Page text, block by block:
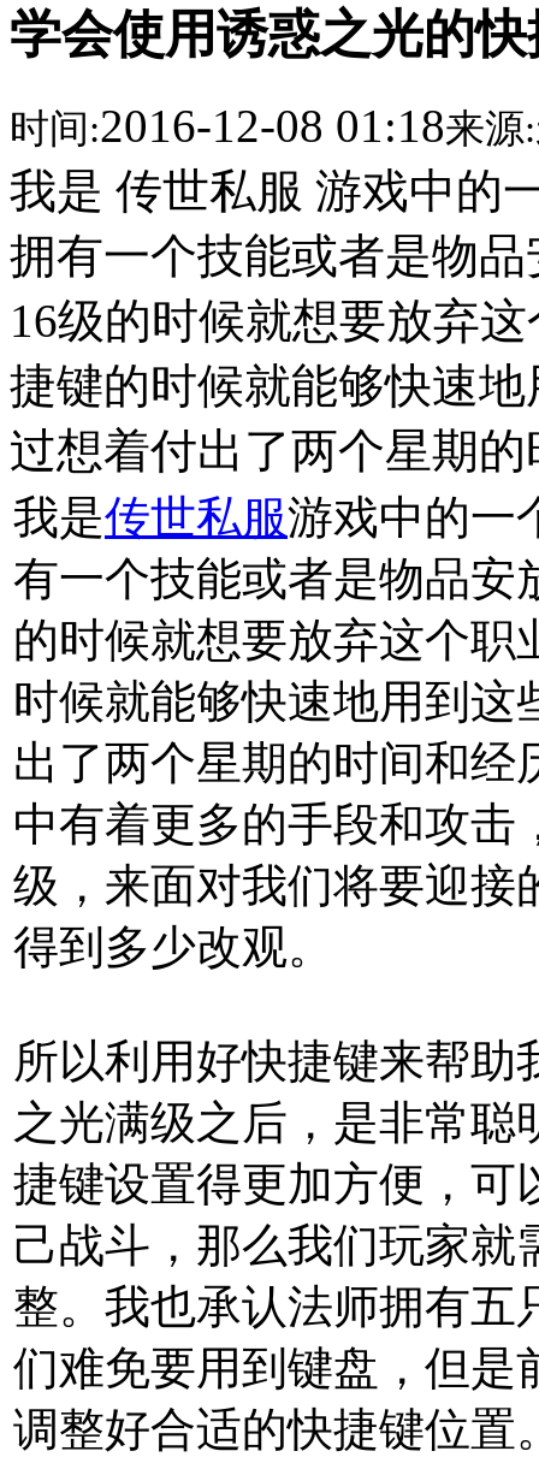
学会使用诱惑之光的
时间:2016-12-08 01:18来源:
我是 传世私服 游戏中的
拥有一个技能或者是物
16级的时候就想要放弃
捷键的时候就能够快速
过想着付出了两个星期
我是传世私服游戏中的一
有一个技能或者是物品安
的时候就想要放弃这个职
时候就能够快速地用到这
出了两个星期的时间和经
中有着更多的手段和攻击
级，来面对我们将要迎接
得到多少改观。
所以利用好快捷键来帮
之光满级之后，是非常
捷键设置得更加方便，可
己战斗，那么我们玩家就
整。我也承认法师拥有五
们难免要用到键盘，但是
调整好合适的快捷键位置